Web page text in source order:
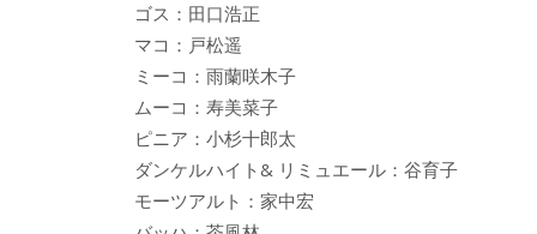
ゴス：田口浩正
マコ：戸松遥
ミーコ：雨蘭咲木子
ムーコ：寿美菜子
ピニア：小杉十郎太
ダンケルハイト& リミュエール：谷育子
モーツアルト：家中宏